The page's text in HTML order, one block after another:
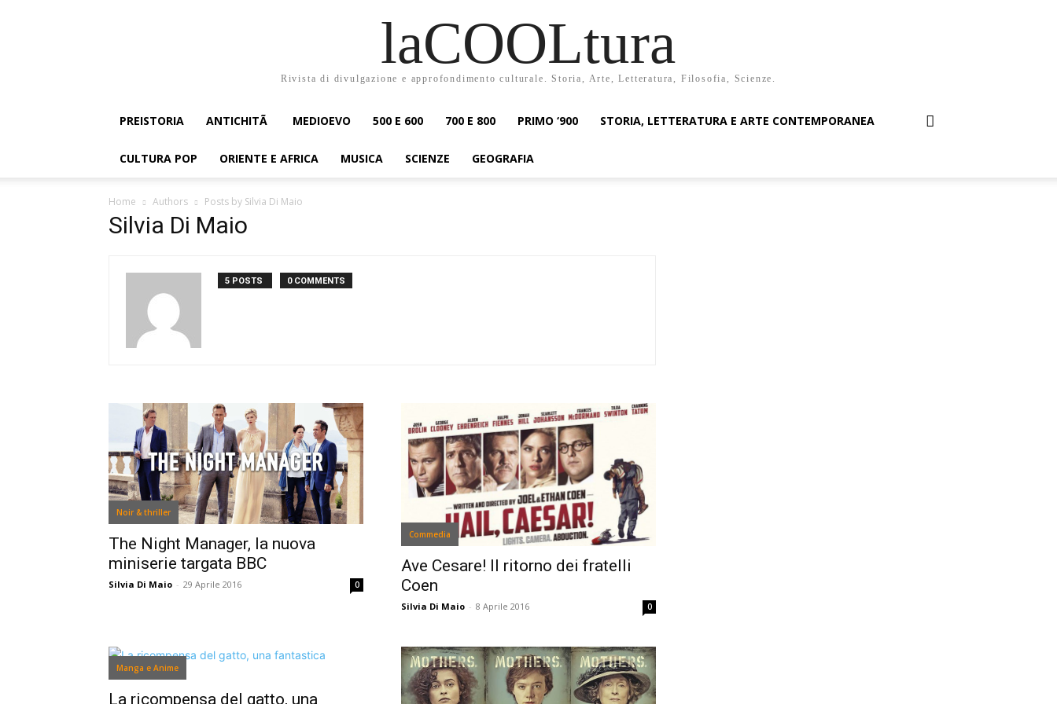
laCOOLtura
Rivista di divulgazione e approfondimento culturale. Storia, Arte, Letteratura, Filosofia, Scienze.
PREISTORIA ANTICHITÃ MEDIOEVO 500 E 600 700 E 800 PRIMO ‘900 STORIA, LETTERATURA E ARTE CONTEMPORANEA
CULTURA POP ORIENTE E AFRICA MUSICA SCIENZE GEOGRAFIA
Home Authors Posts by Silvia Di Maio
Silvia Di Maio
5 POSTS 0 COMMENTS
Noir & thriller
The Night Manager, la nuova
miniserie targata BBC
Silvia Di Maio - 29 Aprile 2016 0
Commedia
Ave Cesare! Il ritorno dei fratelli
Coen
Silvia Di Maio - 8 Aprile 2016 0
Manga e Anime
La ricompensa del gatto, una